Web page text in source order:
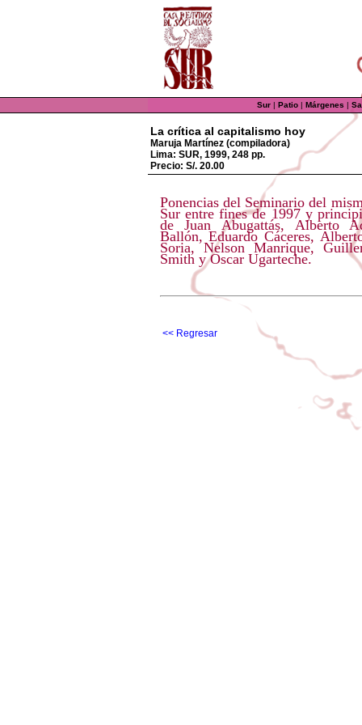
Sur| Patio| Márgenes |
La crítica al capitalismo hoy
Maruja Martínez (compiladora)
Lima: SUR, 1999, 248 pp.
Precio: S/. 20.00
Ponencias del Seminario del
Sur entre fines de 1997 y
de Juan Abugattás, Alberto
Ballón, Eduardo Cáceres,
Soria, Nelson Manrique,
Smith y Oscar Ugarteche.
<< Regresar